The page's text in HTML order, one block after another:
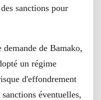
sanctions pour
de Bamako,
un régime
d'effondrement
éventuelles,